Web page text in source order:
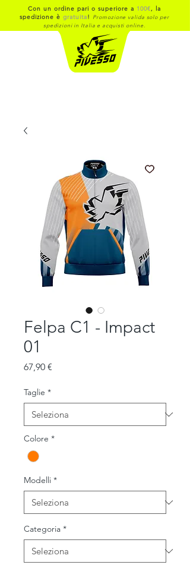
Con un ordine pari o superiore a 100€, la
spedizione ègratuita! Promozione valida solo per
spedizioni in Italia e acquisti online.
Felpa C1 - Impact
01
67,90 €
Taglie *
Colore *
Modelli *
Categoria *